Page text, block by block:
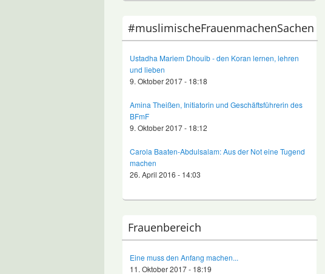
#muslimischeFrauenmachenSachen
Ustadha Mariem Dhouib - den Koran lernen, lehren
und lieben
9. Oktober 2017 - 18:18
Amina Theißen, Initiatorin und Geschäftsführerin des
BFmF
9. Oktober 2017 - 18:12
Carola Baaten-Abdulsalam: Aus der Not eine Tugend
machen
26. April 2016 - 14:03
Frauenbereich
Eine muss den Anfang machen...
11. Oktober 2017 - 18:19